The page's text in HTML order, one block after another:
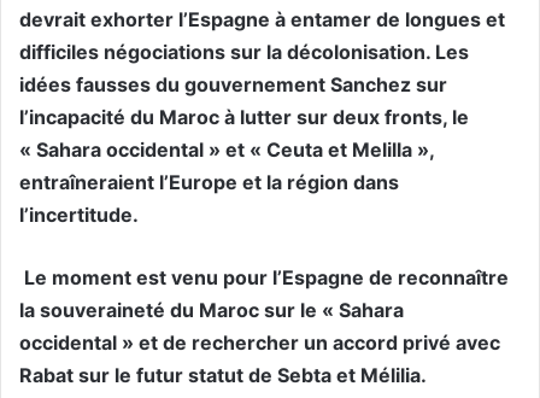
devrait exhorter l’Espagne à entamer de longues et
difficiles négociations sur la décolonisation. Les
idées fausses du gouvernement Sanchez sur
l’incapacité du Maroc à lutter sur deux fronts, le
« Sahara occidental » et « Ceuta et Melilla »,
entraîneraient l’Europe et la région dans
l’incertitude.
Le moment est venu pour l’Espagne de reconnaître
la souveraineté du Maroc sur le « Sahara
occidental » et de rechercher un accord privé avec
Rabat sur le futur statut de Sebta et Mélilia.